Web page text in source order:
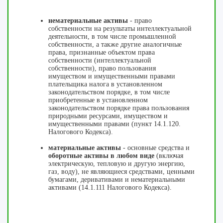
нематериальные активы - право
собственности на результаты интеллектуальной
деятельности, в том числе промышленной
собственности, а также другие аналогичные
права, признанные объектом права
собственности (интеллектуальной
собственности), право пользования
имуществом и имущественными правами
плательщика налога в установленном
законодательством порядке, в том числе
приобретенные в установленном
законодательством порядке права пользования
природными ресурсами, имуществом и
имущественными правами (пункт 14.1.120.
Налогового Кодекса).
материальные активы - основные средства и
оборотные активы в любом виде (включая
электрическую, тепловую и другую энергию,
газ, воду), не являющиеся средствами, ценными
бумагами, деривативами и нематериальными
активами (14.1.111 Налогового Кодекса).